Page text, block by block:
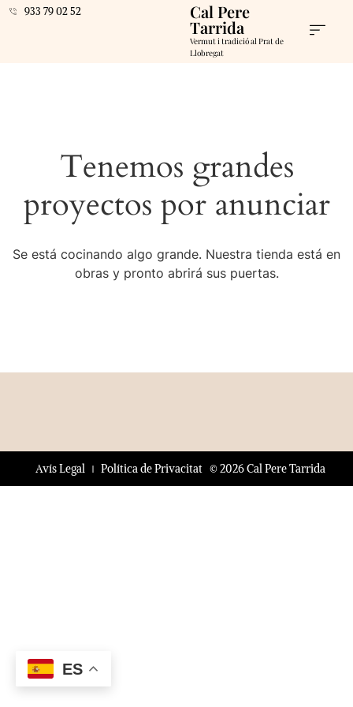
933 79 02 52 Cal Pere
Tarrida
Vermut i tradició al Prat de
Llobregat
Tenemos grandes
proyectos por anunciar
Se está cocinando algo grande. Nuestra tienda está en
obras y pronto abrirá sus puertas.
© 2026 Cal Pere Tarrida
Avís Legal Política de Privacitat
ES